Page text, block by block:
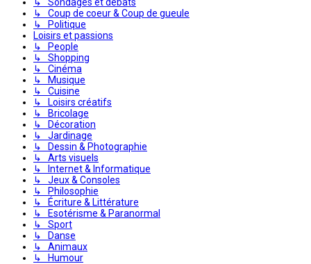
↳ Coup de coeur & Coup de gueule
↳ Politique
Loisirs et passions
↳ People
↳ Shopping
↳ Cinéma
↳ Musique
↳ Cuisine
↳ Loisirs créatifs
↳ Bricolage
↳ Décoration
↳ Jardinage
↳ Dessin & Photographie
↳ Arts visuels
↳ Internet & Informatique
↳ Jeux & Consoles
↳ Philosophie
↳ Écriture & Littérature
↳ Esotérisme & Paranormal
↳ Sport
↳ Danse
↳ Animaux
↳ Humour